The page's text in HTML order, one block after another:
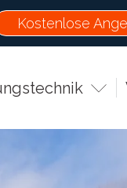
Kostenlose